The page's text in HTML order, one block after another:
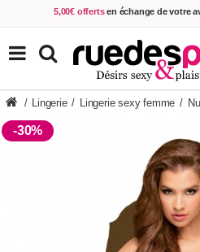
5,00€ offerts en échange de votre
Achetez aujourd'hui.
Livraison en 48h
au prix de 2,90 € !
TOUS NOS
/ Lingerie / Lingerie sexy femme /
-30%